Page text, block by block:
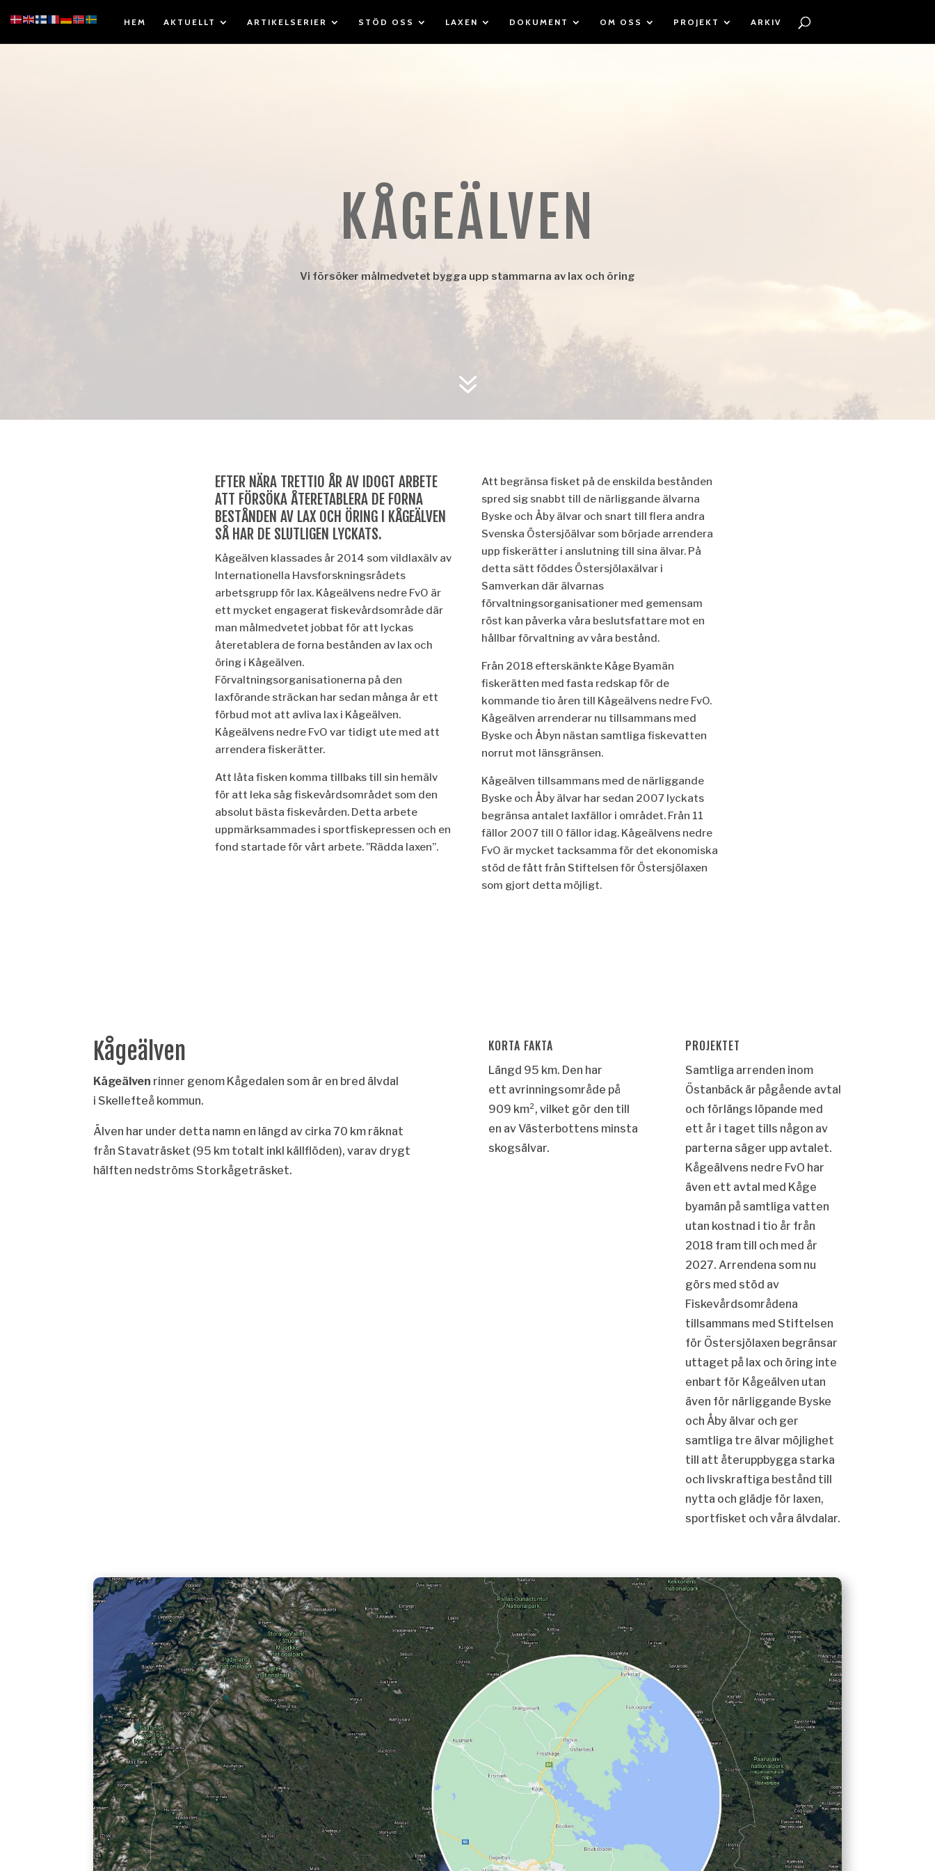
HEM AKTUELLT ARTIKELSERIER STÖD OSS LAXEN DOKUMENT OM OSS PROJEKT ARKIV
KÅGEÄLVEN
Vi försöker målmedvetet bygga upp stammarna av lax och öring
7
EFTER NÄRA TRETTIO ÅR AV IDOGT ARBETE
ATT FÖRSÖKA ÅTERETABLERA DE FORNA
BESTÅNDEN AV LAX OCH ÖRING I KÅGEÄLVEN
SÅ HAR DE SLUTLIGEN LYCKATS.
Kågeälven klassades år 2014 som vildlaxälv av
Internationella Havsforskningsrådets
arbetsgrupp för lax. Kågeälvens nedre FvO är
ett mycket engagerat fiskevårdsområde där
man målmedvetet jobbat för att lyckas
återetablera de forna bestånden av lax och
öring i Kågeälven.
Förvaltningsorganisationerna på den
laxförande sträckan har sedan många år ett
förbud mot att avliva lax i Kågeälven.
Kågeälvens nedre FvO var tidigt ute med att
arrendera fiskerätter.
Att låta fisken komma tillbaks till sin hemälv
för att leka såg fiskevårdsområdet som den
absolut bästa fiskevården. Detta arbete
uppmärksammades i sportfiskepressen och en
fond startade för vårt arbete. ”Rädda laxen”.
Att begränsa fisket på de enskilda bestånden
spred sig snabbt till de närliggande älvarna
Byske och Åby älvar och snart till flera andra
Svenska Östersjöälvar som började arrendera
upp fiskerätter i anslutning till sina älvar. På
detta sätt föddes Östersjölaxälvar i
Samverkan där älvarnas
förvaltningsorganisationer med gemensam
röst kan påverka våra beslutsfattare mot en
hållbar förvaltning av våra bestånd.
Från 2018 efterskänkte Kåge Byamän
fiskerätten med fasta redskap för de
kommande tio åren till Kågeälvens nedre FvO.
Kågeälven arrenderar nu tillsammans med
Byske och Åbyn nästan samtliga fiskevatten
norrut mot länsgränsen.
Kågeälven tillsammans med de närliggande
Byske och Åby älvar har sedan 2007 lyckats
begränsa antalet laxfällor i området. Från 11
fällor 2007 till 0 fällor idag. Kågeälvens nedre
FvO är mycket tacksamma för det ekonomiska
stöd de fått från Stiftelsen för Östersjölaxen
som gjort detta möjligt.
Kågeälven
Kågeälven rinner genom Kågedalen som är en bred älvdal
i Skellefteå kommun.
Älven har under detta namn en längd av cirka 70 km räknat
från Stavaträsket (95 km totalt inkl källflöden), varav drygt
hälften nedströms Storkågeträsket.
KORTA FAKTA
Längd 95 km. Den har
ett avrinningsområde på
909 km², vilket gör den till
en av Västerbottens minsta
skogsälvar.
PROJEKTET
Samtliga arrenden inom
Östanbäck är pågående avtal
och förlängs löpande med
ett år i taget tills någon av
parterna säger upp avtalet.
Kågeälvens nedre FvO har
även ett avtal med Kåge
byamän på samtliga vatten
utan kostnad i tio år från
2018 fram till och med år
2027. Arrendena som nu
görs med stöd av
Fiskevårdsområdena
tillsammans med Stiftelsen
för Östersjölaxen begränsar
uttaget på lax och öring inte
enbart för Kågeälven utan
även för närliggande Byske
och Åby älvar och ger
samtliga tre älvar möjlighet
till att återuppbygga starka
och livskraftiga bestånd till
nytta och glädje för laxen,
sportfisket och våra älvdalar.